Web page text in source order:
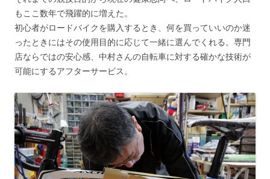
もここ数年で飛躍的に増えた。
初心者がロードバイクを購入するとき、何を買っていいのか迷
ったときにはその使用目的に応じて一緒に選んでくれる。専門
店ならではの安心感、中村さんの自転車に対する確かな技術が
可能にするアフターサービス。